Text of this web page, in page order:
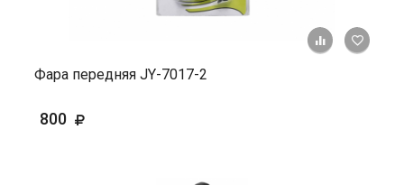
+ К
Фара передняя JY-7017-2
800